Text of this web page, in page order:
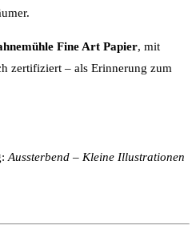
Fine Art Papier, mit
zertifiziert – als Erinnerung zum
Aussterbend – Kleine Illustrationen